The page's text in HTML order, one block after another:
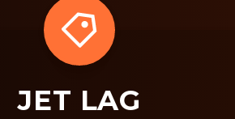
JET LAG